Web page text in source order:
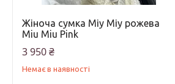
Жіноча сумка Міу Міу рожева
Miu Miu Pink
3 950 ₴
Немає в наявності